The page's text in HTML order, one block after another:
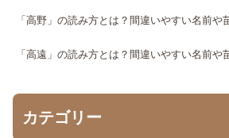
「高野」の読み方とは？間違いやすい名前や
「高遠」の読み方とは？間違いやすい名前や
カテゴリー